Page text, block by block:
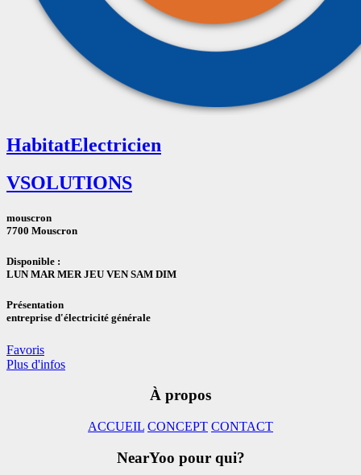
HabitatElectricien
VSOLUTIONS
mouscron
7700 Mouscron
Disponible :
LUN MAR MER JEU VEN SAM DIM
Présentation
entreprise d'électricité générale
Favoris
Plus d'infos
À propos
ACCUEIL CONCEPT CONTACT
NearYoo pour qui?